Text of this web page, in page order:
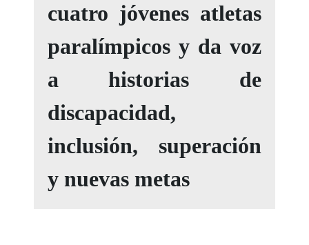
cuatro jóvenes atletas
paralímpicos y da voz
a historias de
discapacidad,
inclusión, superación
y nuevas metas